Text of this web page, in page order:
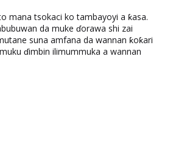
mana tsokaci ko tambayoyi a ƙasa.
da muke ɗorawa shi zai
suna amfana da wannan ƙoƙari
ɗimbin ilimummuka a wannan